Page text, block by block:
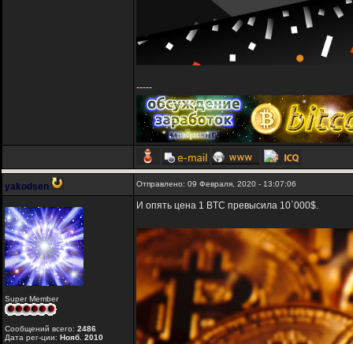
-----
yakodsen Отправлено: 09 Февраля, 2020 - 13:07:06
Super Member
Сообщений всего: 2486
Дата рег-ции: Нояб. 2010
И опять цена 1 BTC превысила 10`000$.